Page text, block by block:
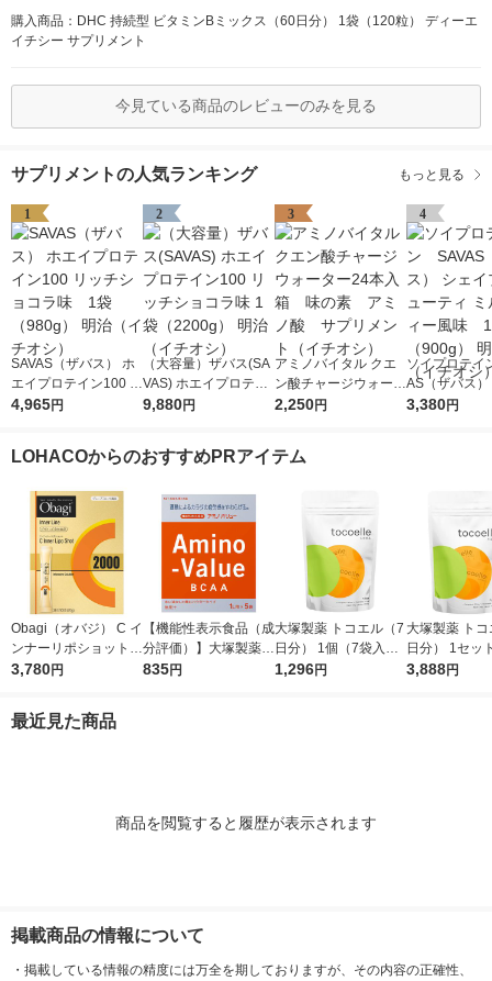
購入商品：DHC 持続型 ビタミンBミックス（60日分） 1袋（120粒） ディーエ
イチシー サプリメント
今見ている商品のレビューのみを見る
サプリメントの人気ランキング もっと見る
1
SAVAS（ザバス） ホ
エイプロテイン100 リ
ッチショコラ味 1袋
4,965円
2
（大容量）ザバス(SA
VAS) ホエイプロテイ
ン100 リッチショコラ
9,880円
3
アミノバイタル クエ
ン酸チャージウォータ
ー24本入箱 味の
2,250円
4
ソイプロテ
AS（ザバス
プ＆ビューテ
3,380円
LOHACOからのおすすめPRアイテム
Obagi（オバジ） C イ
ンナーリポショット 7
0g×28本入 ロート製
3,780円
【機能性表示食品（成
分評価）】大塚製薬
アミノバリュー パウ
835円
大塚製薬 トコエル（7
日分） 1個（7袋入）
サプリメント エクオ
1,296円
大塚製薬 ト
日分） 1セッ
（7袋入）×3
3,888円
最近見た商品
商品を閲覧すると履歴が表示されます
掲載商品の情報について
・ 掲載している情報の精度には万全を期しておりますが、その内容の正確性、